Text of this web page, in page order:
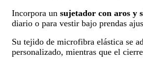
Incorpora un sujetador con aros y
diario o para vestir bajo prendas
Su tejido de microfibra elástica se
personalizado, mientras que el